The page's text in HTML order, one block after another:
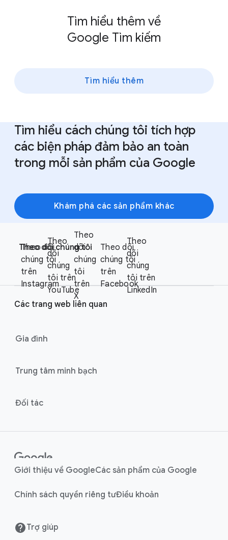
Tìm hiểu thêm về
Google Tìm kiếm
Tìm hiểu thêm
Tìm hiểu cách chúng tôi tích hợp
các biện pháp đảm bảo an toàn
trong mỗi sản phẩm của Google
Khám phá các sản phẩm khác
e
S
c
l
d
e
Theo dõi chúng tôi
Theo dõi
chúng tôi
trên
Instagram
Theo
dõi
chúng
tôi trên
YouTube
Theo
dõi
chúng
tôi
trên
X
Theo dõi
chúng tôi
trên
Facebook
Theo
dõi
chúng
tôi trên
LinkedIn
Các trang web liên quan
Gia đình
Trung tâm minh bạch
Đối tác
Giới thiệu về GoogleCác sản phẩm của Google
Chính sách quyền riêng tưĐiều khoản
Trợ giúp